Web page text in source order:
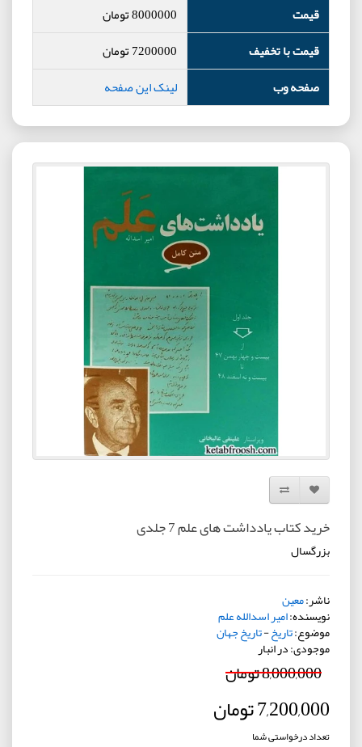
قیمت
8000000تومان
قیمت با تخفیف
7200000تومان
صفحه وب
لینک این صفحه
افزودن به لیست دلخواه
مقایسه این محصول
خرید کتاب یادداشت های علم 7 جلدی
بزرگسال
ناشر:معین
نویسنده:امیر اسدالله علم
موضوع:تاریخ-تاریخ جهان
موجودی: در انبار
8,000,000 تومان
7,200,000 تومان
تعداد درخواستی شما